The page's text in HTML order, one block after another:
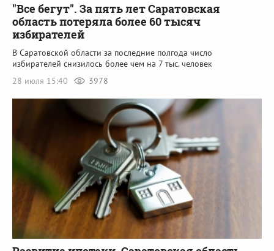
"Все бегут". За пять лет Саратовская
область потеряла более 60 тысяч
избирателей
В Саратовской области за последние полгода число
избирателей снизилось более чем на 7 тыс. человек
28 июля 15:40
3978